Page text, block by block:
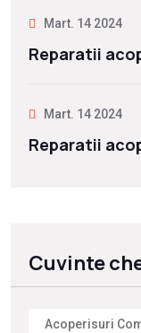
Mart. 14 2024
Reparatii
Mart. 14 2024
Reparatii
Cuvinte
Acoperisuri